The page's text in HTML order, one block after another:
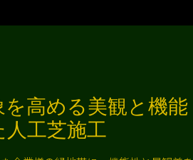
高める美観と機能
工芝施工